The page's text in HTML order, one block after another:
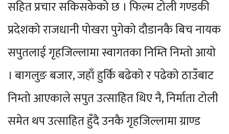
सहित प्रचार सकिसकेको छ । फिल्म टोली गण्डकी
प्रदेशको राजधानी पोखरा पुगेको दौडानकै बिच नायक
सपुतलाई गृहजिल्लामा स्वागतका निम्ति निम्तो आयो
। बागलुङ बजार, जहाँ हुर्कि बढेको र पढेको ठाउँबाट
निम्तो आएकाले सपुत उत्साहित थिए नै, निर्माता टोली
समेत थप उत्साहित हुँदै उनकै गृहजिल्लामा ग्राण्ड